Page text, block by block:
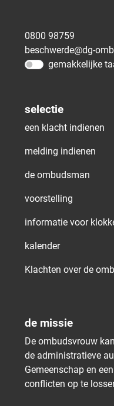
0800 98759
beschwerde@dg-
gemakkelijke
selectie
een klacht indienen
melding indienen
de ombudsman
voorstelling
informatie voor
kalender
Klachten over de
de missie
De ombudsvrouw
de administratieve
Gemeenschap en
conflicten op te